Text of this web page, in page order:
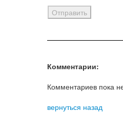
Комментарии:
Комментариев пока
вернуться назад